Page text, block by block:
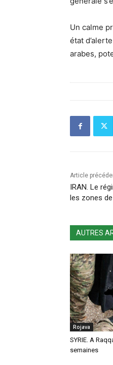
Un calme
état
arabes,
Article
IRAN. Le
les zones
AUTRES
Rojava
SYRIE. A
semaines